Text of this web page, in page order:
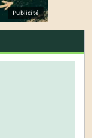
Publicité